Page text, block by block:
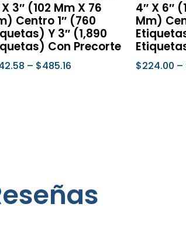
3″ (102 Mm X 76
Centro 1″ (760
Y 3″ (1,890
Con Precorte
– $485.16
página
de
producto
4″ X 6″
Mm)
$224.00 –